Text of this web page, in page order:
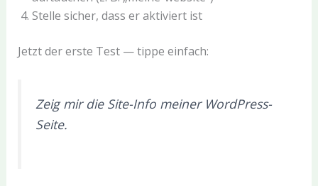
Stelle sicher, dass er aktiviert ist
Jetzt der erste Test — tippe einfach:
Zeig mir die Site-Info meiner WordPress-
Seite.